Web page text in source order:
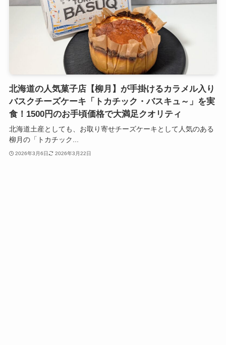
北海道の人気菓子店【柳月】が手掛けるカラメル入り
バスクチーズケーキ「トカチック・バスキュ～」を実
食！1500円のお手頃価格で大満足クオリティ
北海道土産としても、お取り寄せチーズケーキとして人気のある
柳月の「トカチック...
2026年3月6日 2026年3月22日